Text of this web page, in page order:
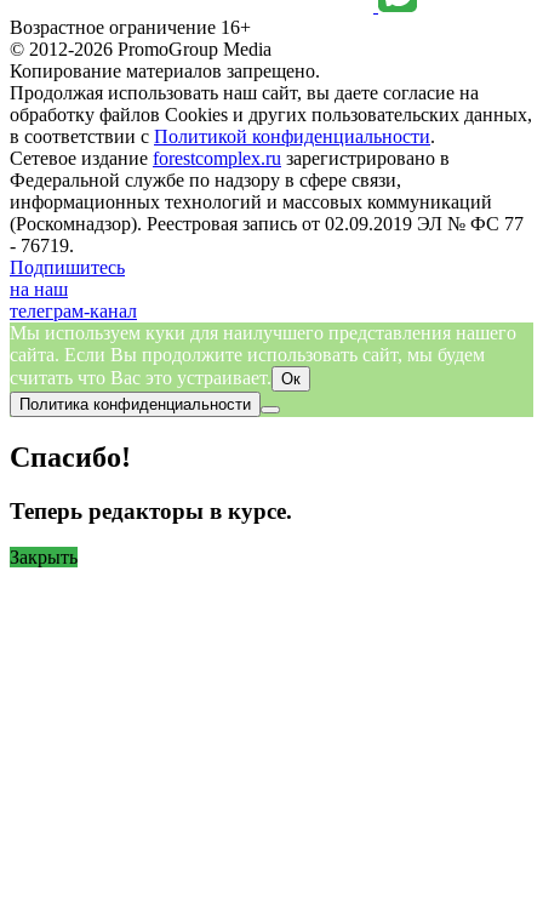
Возрастное ограничение 16+
© 2012-2026 PromoGroup Media
Копирование материалов запрещено.
Продолжая использовать наш сайт, вы даете согласие на
обработку файлов Cookies и других пользовательских данных,
в соответствии с Политикой конфиденциальности.
Сетевое издание forestcomplex.ru зарегистрировано в
Федеральной службе по надзору в сфере связи,
информационных технологий и массовых коммуникаций
(Роскомнадзор). Реестровая запись от 02.09.2019 ЭЛ № ФС 77
- 76719.
Подпишитесь
на наш
телеграм-канал
Мы используем куки для наилучшего представления нашего
сайта. Если Вы продолжите использовать сайт, мы будем
считать что Вас это устраивает. Ок
Политика конфиденциальности
Спасибо!
Теперь редакторы в курсе.
Закрыть